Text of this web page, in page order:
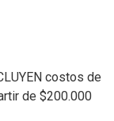
costos de
de $200.000